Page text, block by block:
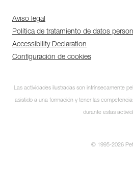
Aviso legal
Política de tratamiento de datos
Accessibility Declaration
Configuración de cookies
Las actividades ilustradas son intrínsecamente
asistido a una formación y tener las
durante estas
© 1995-2026